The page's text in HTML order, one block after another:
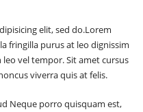
elit, sed do.Lorem
fringilla purus at leo dignissim
vel tempor. Sit amet cursus
viverra quis at felis.
Neque porro quisquam est,